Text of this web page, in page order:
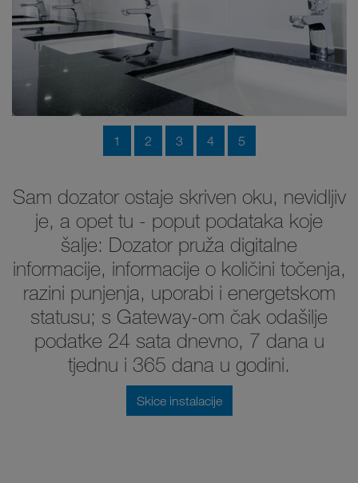
1 2 3 4 5
Sam dozator ostaje skriven oku, nevidljiv
je, a opet tu - poput podataka koje
šalje: Dozator pruža digitalne
informacije, informacije o količini točenja,
razini punjenja, uporabi i energetskom
statusu; s Gateway-om čak odašilje
podatke 24 sata dnevno, 7 dana u
tjednu i 365 dana u godini.
Skice instalacije